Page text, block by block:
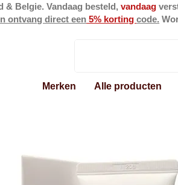
& Belgie. Vandaag besteld,vandaag
ontvang direct een 5% kortingcode.
Merken Alle producten